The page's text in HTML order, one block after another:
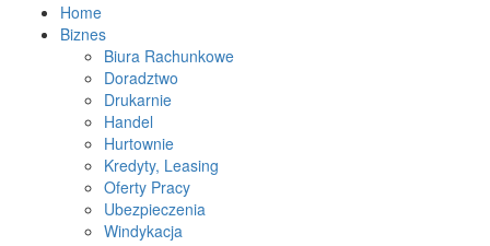
Home
Biznes
Biura Rachunkowe
Doradztwo
Drukarnie
Handel
Hurtownie
Kredyty, Leasing
Oferty Pracy
Ubezpieczenia
Windykacja